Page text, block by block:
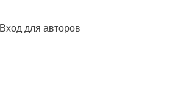
Вход для авторов